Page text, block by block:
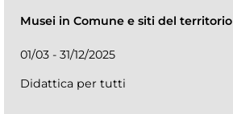
Musei in Comune e siti del territorio
01/03 - 31/12/2025
Didattica per tutti